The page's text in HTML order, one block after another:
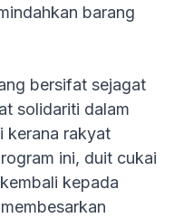
barang
bersifat sejagat
solidariti dalam
kerana rakyat
ini, duit cukai
kepada